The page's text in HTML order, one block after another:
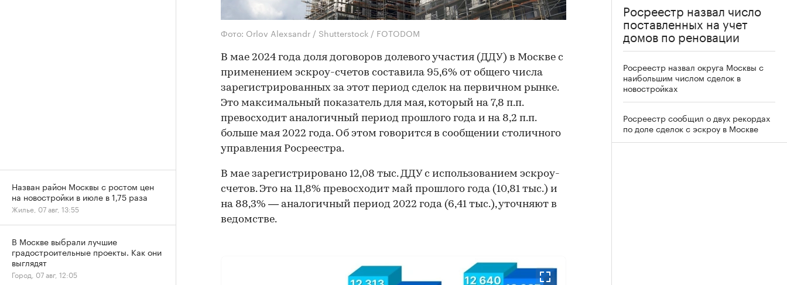
Фото: Orlov Alexsandr / Shutterstock / FOTODOM
В мае 2024 года доля договоров долевого участия (ДДУ) в Москве с
применением эскроу-счетов составила 95,6% от общего числа
зарегистрированных за этот период сделок на первичном рынке.
Это максимальный показатель для мая, который на 7,8 п.п.
превосходит аналогичный период прошлого года и на 8,2 п.п.
больше мая 2022 года. Об этом говорится в сообщении столичного
управления Росреестра.
В мае зарегистрировано 12,08 тыс. ДДУ с использованием эскроу-
счетов. Это на 11,8% превосходит май прошлого года (10,81 тыс.) и
на 88,3% — аналогичный период 2022 года (6,41 тыс.), уточняют в
ведомстве.
Росреестр назвал число
поставленных на учет
домов по реновации
Росреестр назвал округа Москвы с
наибольшим числом сделок в
новостройках
Росреестр сообщил о двух рекордах
по доле сделок с эскроу в Москве
Назван район Москвы с ростом цен
на новостройки в июле в 1,75 раза
Жилье, 07 авг, 13:55
В Москве выбрали лучшие
градостроительные проекты. Как они
выглядят
Город, 07 авг, 12:05